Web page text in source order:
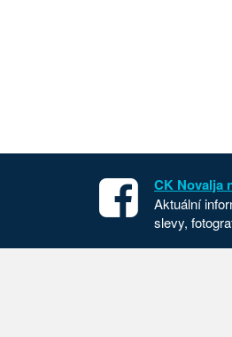
CK Novalja
Aktuální
slevy,